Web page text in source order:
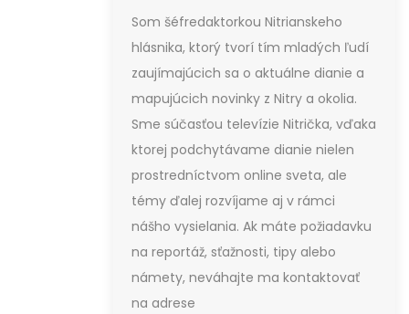
Som šéfredaktorkou Nitrianskeho
hlásnika, ktorý tvorí tím mladých ľudí
zaujímajúcich sa o aktuálne dianie a
mapujúcich novinky z Nitry a okolia.
Sme súčasťou televízie Nitrička, vďaka
ktorej podchytávame dianie nielen
prostredníctvom online sveta, ale
témy ďalej rozvíjame aj v rámci
nášho vysielania. Ak máte požiadavku
na reportáž, sťažnosti, tipy alebo
námety, neváhajte ma kontaktovať
na adrese